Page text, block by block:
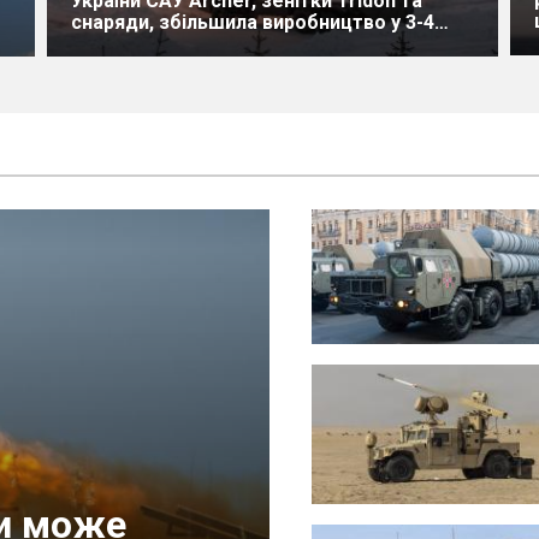
снаряди, збільшила виробництво у 3-4
рази
може
РФ